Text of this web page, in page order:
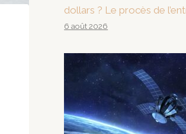
dollars ? Le procès de
6 août 2026